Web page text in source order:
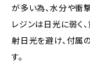
が多い為、水分や衝
レジンは日光に弱く
射日光を避け、付属
す。